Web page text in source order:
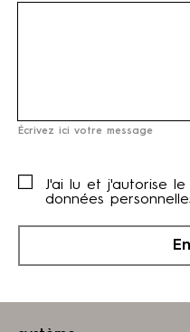
Écrivez ici votre message
J'ai lu et j'autorise
données